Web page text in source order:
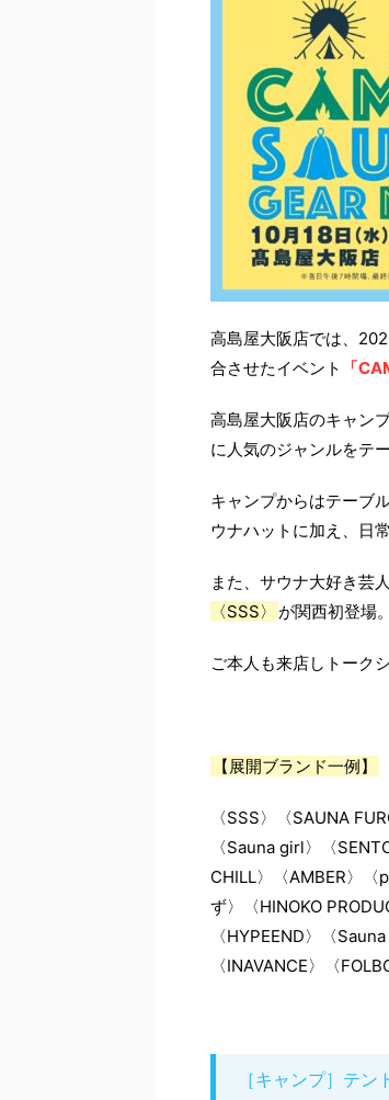
高島屋大阪店では、
合させたイベント
「
高島屋大阪店のキャン
に人気のジャンルをテ
キャンプからはテーブ
ウナハットに加え、日
また、サウナ大好き芸
〈SSS〉
が関西初登場。
ご本人も来店しトーク
【展開ブランド一例】
〈SSS〉〈SAUNA
〈Sauna girl〉〈
CHILL〉〈AMBER〉〈
ず〉〈HINOKO
〈HYPEEND〉〈
〈INAVANCE〉〈
［キャンプ］テ